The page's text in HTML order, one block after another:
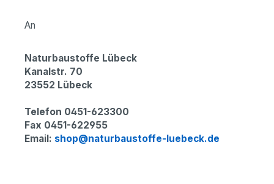
An
Naturbaustoffe Lübeck
Kanalstr. 70
23552 Lübeck
Telefon 0451-623300
Fax 0451-622955
Email: shop@naturbaustoffe-luebeck.de